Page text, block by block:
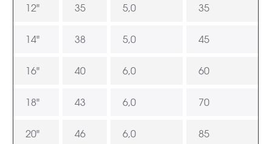
12" 35 5,0 35
14" 38 5,0 45
16" 40 6,0 60
18" 43 6,0 70
20" 46 6,0 85